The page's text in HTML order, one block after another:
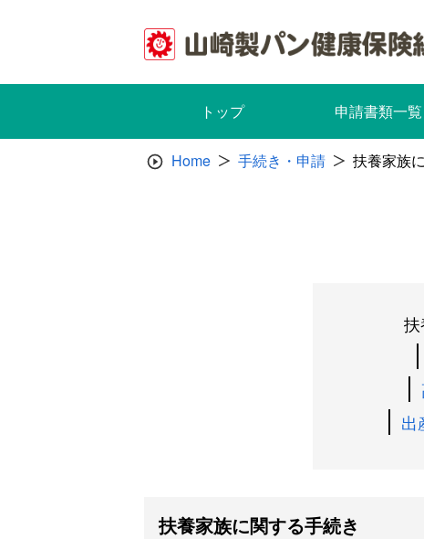
トップ 申請書類一覧
Home 手続き・申請 扶養家族
出
扶養家族に関する手続き